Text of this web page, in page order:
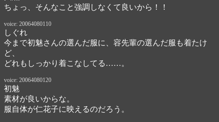
ちょっ、そんなこと強調しなくて良いから！！
voice: 20064080110
しぐれ
今まで初魅さんの選んだ服に、容先輩の選んだ服も着たけ
ど、
どれもしっかり着こなしてる……。
voice: 20064080120
初魅
素材が良いからな。
服自体が仁花子に映えるのだろう。